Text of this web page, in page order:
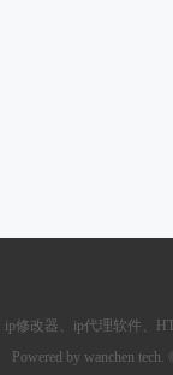
修改器、 ip代理软件
Powered by wanchen